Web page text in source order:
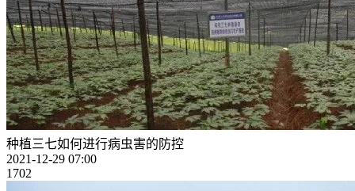
种植三七如何进行病虫害的防控
2021-12-29 07:00
1702